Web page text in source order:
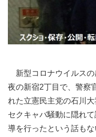
新型コロナウイルスの
夜の新宿2丁目で、警察
れた立憲民主党の石川
セクキャバ騒動に隠れ
導を行ったという話もな